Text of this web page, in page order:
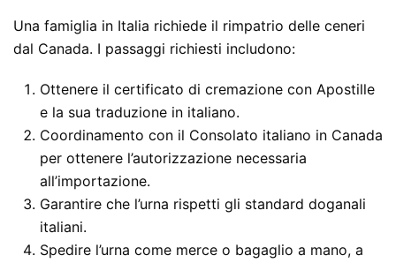
Una famiglia in Italia richiede il rimpatrio delle ceneri
dal Canada. I passaggi richiesti includono:
Ottenere il certificato di cremazione con Apostille
e la sua traduzione in italiano.
Coordinamento con il Consolato italiano in Canada
per ottenere l’autorizzazione necessaria
all’importazione.
Garantire che l’urna rispetti gli standard doganali
italiani.
Spedire l’urna come merce o bagaglio a mano, a